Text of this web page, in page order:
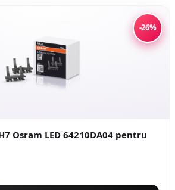
-26%
Osram LED 64210DA04 pentru